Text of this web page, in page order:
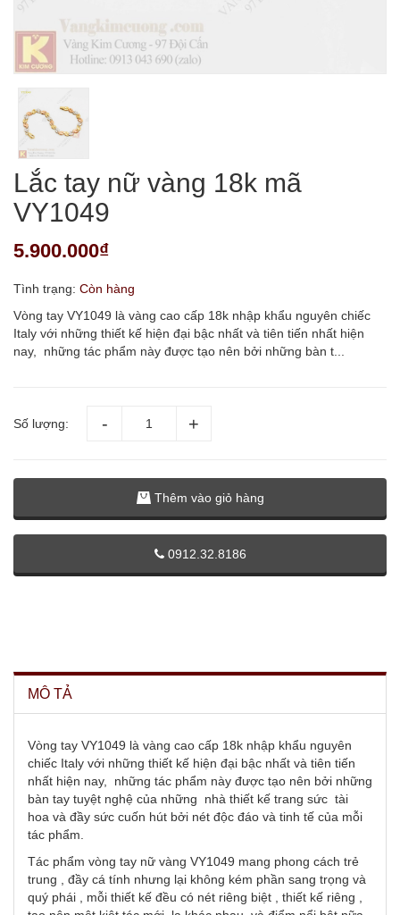
Lắc tay nữ vàng 18k mã
VY1049
5.900.000₫
Tình trạng: Còn hàng
Vòng tay VY1049 là vàng cao cấp 18k nhập khẩu nguyên chiếc
Italy với những thiết kế hiện đại bậc nhất và tiên tiến nhất hiện
nay, những tác phẩm này được tạo nên bởi những bàn t...
Số lượng:
Thêm vào giỏ hàng
0912.32.8186
MÔ TẢ
Vòng tay VY1049 là vàng cao cấp 18k nhập khẩu nguyên
chiếc Italy với những thiết kế hiện đại bậc nhất và tiên tiến
nhất hiện nay, những tác phẩm này được tạo nên bởi những
bàn tay tuyệt nghệ của những nhà thiết kế trang sức tài
hoa và đầy sức cuốn hút bởi nét độc đáo và tinh tế của mỗi
tác phẩm.
Tác phẩm vòng tay nữ vàng VY1049 mang phong cách trẻ
trung , đầy cá tính nhưng lại không kém phần sang trọng và
quý phái , mỗi thiết kế đều có nét riêng biệt , thiết kế riêng ,